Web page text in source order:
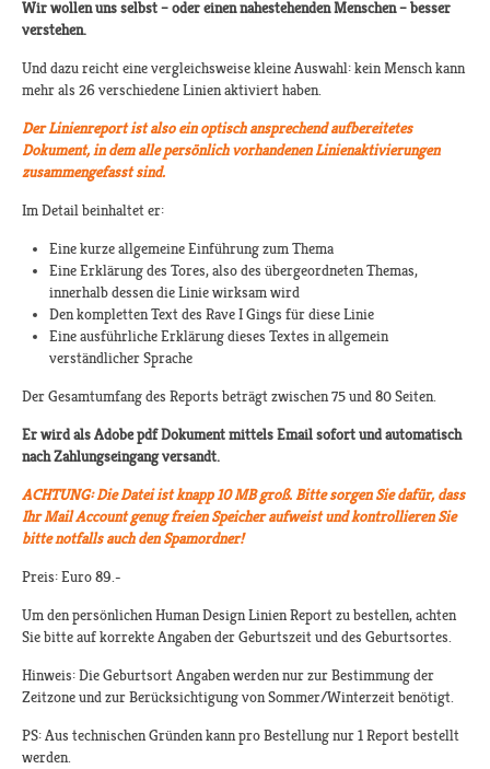
Wir wollen uns selbst – oder einen nahestehenden Menschen – besser
verstehen.
Und dazu reicht eine vergleichsweise kleine Auswahl: kein Mensch kann
mehr als 26 verschiedene Linien aktiviert haben.
Der Linienreport ist also ein optisch ansprechend aufbereitetes
Dokument, in dem alle persönlich vorhandenen Linienaktivierungen
zusammengefasst sind.
Im Detail beinhaltet er:
Eine kurze allgemeine Einführung zum Thema
Eine Erklärung des Tores, also des übergeordneten Themas,
innerhalb dessen die Linie wirksam wird
Den kompletten Text des Rave I Gings für diese Linie
Eine ausführliche Erklärung dieses Textes in allgemein
verständlicher Sprache
Der Gesamtumfang des Reports beträgt zwischen 75 und 80 Seiten.
Er wird als Adobe pdf Dokument mittels Email sofort und automatisch
nach Zahlungseingang versandt.
ACHTUNG: Die Datei ist knapp 10 MB groß. Bitte sorgen Sie dafür, dass
Ihr Mail Account genug freien Speicher aufweist und kontrollieren Sie
bitte notfalls auch den Spamordner!
Preis: Euro 89.-
Um den persönlichen Human Design Linien Report zu bestellen, achten
Sie bitte auf korrekte Angaben der Geburtszeit und des Geburtsortes.
Hinweis: Die Geburtsort Angaben werden nur zur Bestimmung der
Zeitzone und zur Berücksichtigung von Sommer/Winterzeit benötigt.
PS: Aus technischen Gründen kann pro Bestellung nur 1 Report bestellt
werden.